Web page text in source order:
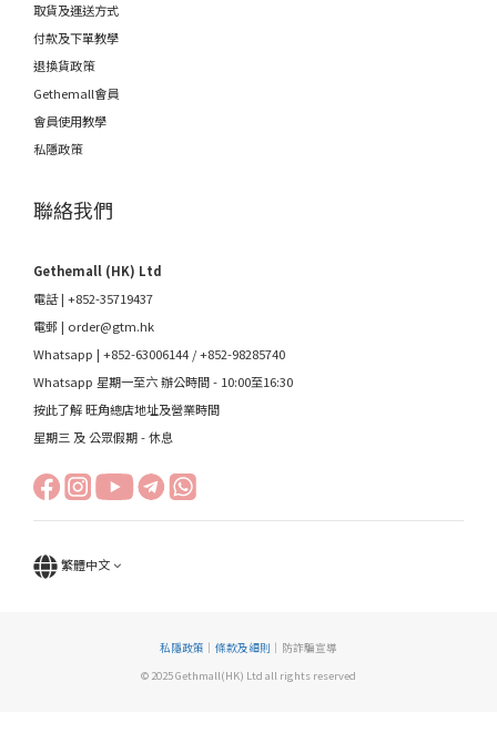
取貨及運送方式
付款及下單教學
退換貨政策
Gethemall會員
會員使用教學
私隱政策
聯絡我們
Gethemall (HK) Ltd
電話 | +852-35719437
電郵 | order@gtm.hk
Whatsapp | +852-63006144 /+852-98285740
Whatsapp 星期一至六 辦公時間 - 10:00至16:30
按此了解 旺角總店地址及營業時間
星期三 及 公眾假期 - 休息
繁體中文
私隱政策 ｜ 條款及細則 ｜防詐騙宣導
© 2025 Gethmall(HK) Ltd all rights reserved